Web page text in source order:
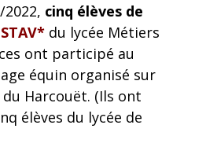
cinq élèves de
du lycée Métiers
ont participé au
équin organisé sur
du Harcouët. (Ils ont
élèves du lycée de